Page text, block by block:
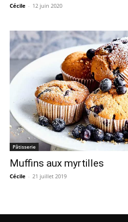
Cécile - 12 juin 2020
Pâtisserie
Muffins aux myrtilles
Cécile - 21 juillet 2019